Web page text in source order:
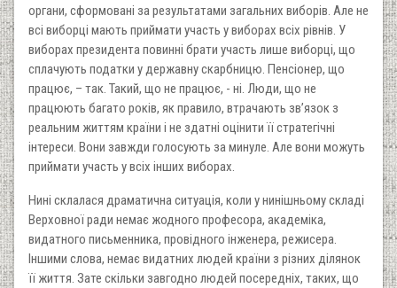
органи, сформовані за результатами загальних виборів. Але не
всі виборці мають приймати участь у виборах всіх рівнів. У
виборах президента повинні брати участь лише виборці, що
сплачують податки у державну скарбницю. Пенсіонер, що
працює, – так. Такий, що не працює, - ні. Люди, що не
працюють багато років, як правило, втрачають зв’язок з
реальним життям країни і не здатні оцінити її стратегічні
інтереси. Вони завжди голосують за минуле. Але вони можуть
приймати участь у всіх інших виборах.
Нині склалася драматична ситуація, коли у нинішньому складі
Верховної ради немає жодного професора, академіка,
видатного письменника, провідного інженера, режисера.
Іншими слова, немає видатних людей країни з різних ділянок
її життя. Зате скільки завгодно людей посередніх, таких, що